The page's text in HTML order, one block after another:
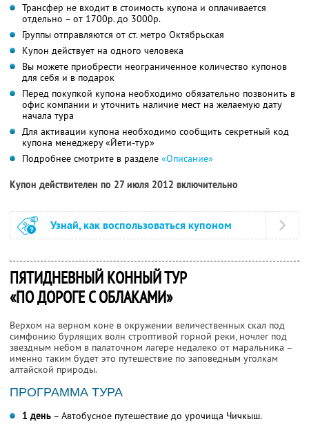
Трансфер не входит в стоимость купона и оплачивается
отдельно – от 1700р. до 3000р.
Группы отправляются от ст. метро Октябрьская
Купон действует на одного человека
Вы можете приобрести неограниченное количество купонов
для себя и в подарок
Перед покупкой купона необходимо обязательно позвонить в
офис компании и уточнить наличие мест на желаемую дату
начала тура
Для активации купона необходимо сообщить секретный код
купона менеджеру «Йети-тур»
Подробнее смотрите в разделе «Описание»
Купон действителен по 27 июля 2012 включительно
Узнай, как воспользоваться купоном
ПЯТИДНЕВНЫЙ КОННЫЙ ТУР
«ПО ДОРОГЕ С ОБЛАКАМИ»
Верхом на верном коне в окружении величественных скал под
симфонию бурлящих волн строптивой горной реки, ночлег под
звездным небом в палаточном лагере недалеко от маральника –
именно таким будет это путешествие по заповедным уголкам
алтайской природы.
ПРОГРАММА ТУРА
1 день – Автобусное путешествие до урочища Чичкыш.